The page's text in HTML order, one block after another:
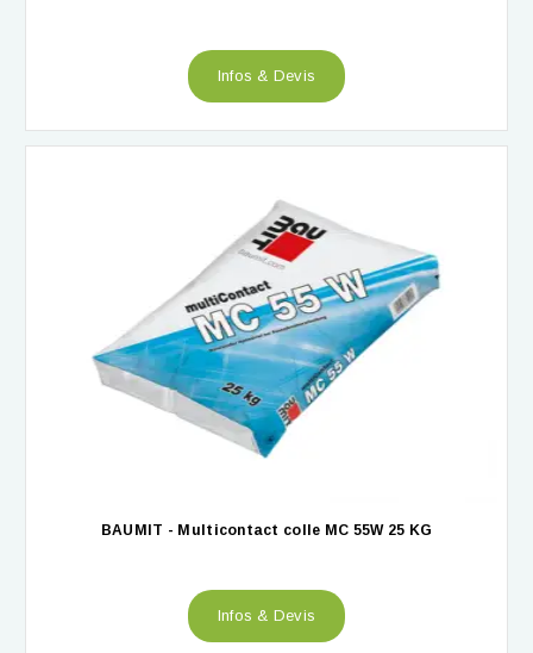
Infos & Devis
BAUMIT - Multicontact colle MC 55W 25 KG
Infos & Devis